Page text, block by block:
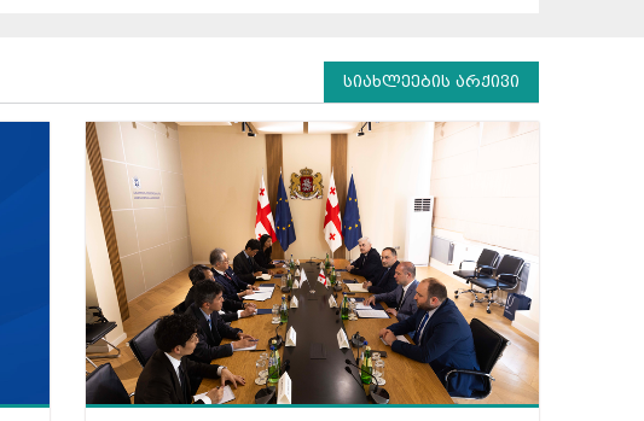
სიახლეების არქივი